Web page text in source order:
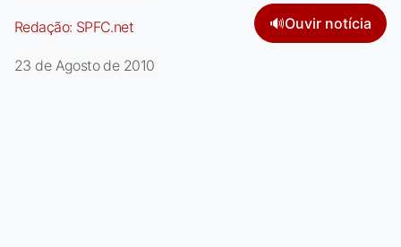
Redação: SPFC.net 🔊Ouvir notícia
23 de Agosto de 2010